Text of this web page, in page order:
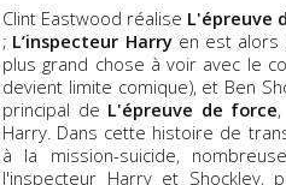
Clint Eastwood réalise L'épreuve
; L’inspecteur Harryen est alors
plus grand chose à voir avec le
devient limite comique), et Ben
principal de L'épreuve de force
Harry. Dans cette histoire de
à la mission-suicide,
l'inspecteur Harry et Shockley,